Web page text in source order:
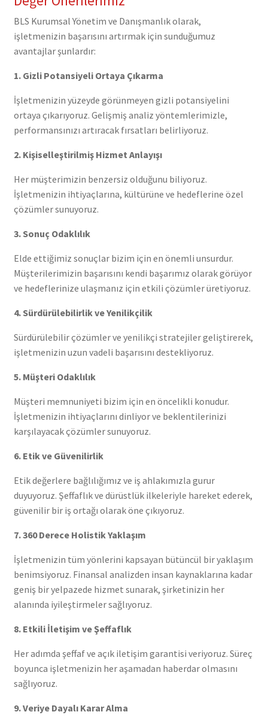
BLS Kurumsal Yönetim ve Danışmanlık olarak,
işletmenizin başarısını artırmak için sunduğumuz
avantajlar şunlardır:
1. Gizli Potansiyeli Ortaya Çıkarma
İşletmenizin yüzeyde görünmeyen gizli potansiyelini
ortaya çıkarıyoruz. Gelişmiş analiz yöntemlerimizle,
performansınızı artıracak fırsatları belirliyoruz.
2. Kişiselleştirilmiş Hizmet Anlayışı
Her müşterimizin benzersiz olduğunu biliyoruz.
İşletmenizin ihtiyaçlarına, kültürüne ve hedeflerine özel
çözümler sunuyoruz.
3. Sonuç Odaklılık
Elde ettiğimiz sonuçlar bizim için en önemli unsurdur.
Müşterilerimizin başarısını kendi başarımız olarak görüyor
ve hedeflerinize ulaşmanız için etkili çözümler üretiyoruz.
4. Sürdürülebilirlik ve Yenilikçilik
Sürdürülebilir çözümler ve yenilikçi stratejiler geliştirerek,
işletmenizin uzun vadeli başarısını destekliyoruz.
5. Müşteri Odaklılık
Müşteri memnuniyeti bizim için en öncelikli konudur.
İşletmenizin ihtiyaçlarını dinliyor ve beklentilerinizi
karşılayacak çözümler sunuyoruz.
6. Etik ve Güvenilirlik
Etik değerlere bağlılığımız ve iş ahlakımızla gurur
duyuyoruz. Şeffaflık ve dürüstlük ilkeleriyle hareket ederek,
güvenilir bir iş ortağı olarak öne çıkıyoruz.
7. 360 Derece Holistik Yaklaşım
İşletmenizin tüm yönlerini kapsayan bütüncül bir yaklaşım
benimsiyoruz. Finansal analizden insan kaynaklarına kadar
geniş bir yelpazede hizmet sunarak, şirketinizin her
alanında iyileştirmeler sağlıyoruz.
8. Etkili İletişim ve Şeffaflık
Her adımda şeffaf ve açık iletişim garantisi veriyoruz. Süreç
boyunca işletmenizin her aşamadan haberdar olmasını
sağlıyoruz.
9. Veriye Dayalı Karar Alma